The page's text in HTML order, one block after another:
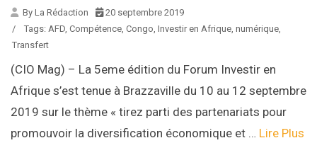
By La Rédaction
20 septembre 2019
/
Tags: AFD, Compétence, Congo, Investir en Afrique, numérique,
Transfert
(CIO Mag) – La 5eme édition du Forum Investir en
Afrique s’est tenue à Brazzaville du 10 au 12 septembre
2019 sur le thème « tirez parti des partenariats pour
promouvoir la diversification économique et … Lire Plus